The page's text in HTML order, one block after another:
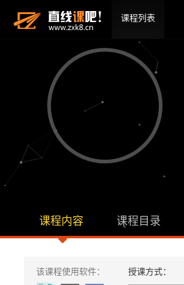
课程列表
课程内容 课程目录
该课程使用软件：
授课方式：